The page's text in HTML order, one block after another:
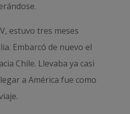
estuvo tres meses
Embarcó de nuevo el
Chile. Llevaba ya casi
a América fue como